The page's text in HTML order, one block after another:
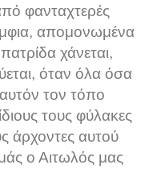
φανταχτερές
απομονωμένα
χάνεται,
όταν όλα όσα
τον τόπο
τους φύλακες
άρχοντες αυτού
ο Αιτωλός μας